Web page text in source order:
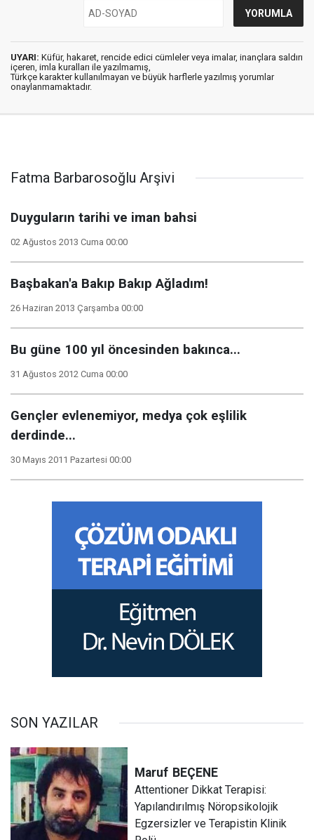
UYARI: Küfür, hakaret, rencide edici cümleler veya imalar, inançlara saldırı
içeren, imla kuralları ile yazılmamış,
Türkçe karakter kullanılmayan ve büyük harflerle yazılmış yorumlar
onaylanmamaktadır.
Fatma Barbarosoğlu Arşivi
Duyguların tarihi ve iman bahsi
02 Ağustos 2013 Cuma 00:00
Başbakan'a Bakıp Bakıp Ağladım!
26 Haziran 2013 Çarşamba 00:00
Bu güne 100 yıl öncesinden bakınca...
31 Ağustos 2012 Cuma 00:00
Gençler evlenemiyor, medya çok eşlilik
derdinde...
30 Mayıs 2011 Pazartesi 00:00
SON YAZILAR
Maruf BEÇENE
Attentioner Dikkat Terapisi:
Yapılandırılmış Nöropsikolojik
Egzersizler ve Terapistin Klinik